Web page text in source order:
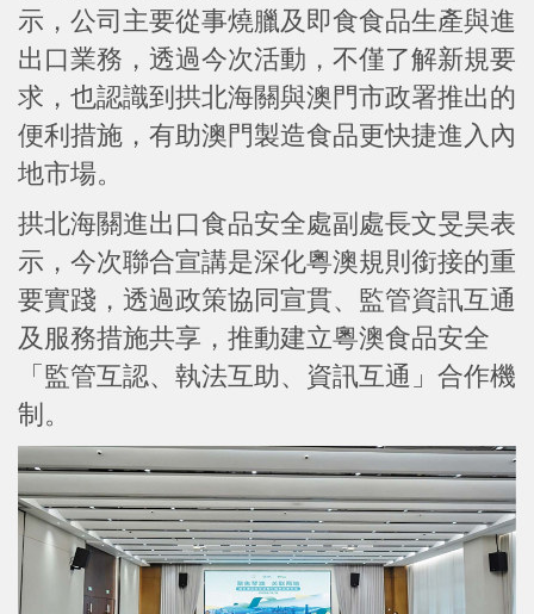
示，公司主要從事燒臘及即食食品生產與進
出口業務，透過今次活動，不僅了解新規要
求，也認識到拱北海關與澳門市政署推出的
便利措施，有助澳門製造食品更快捷進入內
地市場。
拱北海關進出口食品安全處副處長文旻昊表
示，今次聯合宣講是深化粵澳規則銜接的重
要實踐，透過政策協同宣貫、監管資訊互通
及服務措施共享，推動建立粵澳食品安全
「監管互認、執法互助、資訊互通」合作機
制。